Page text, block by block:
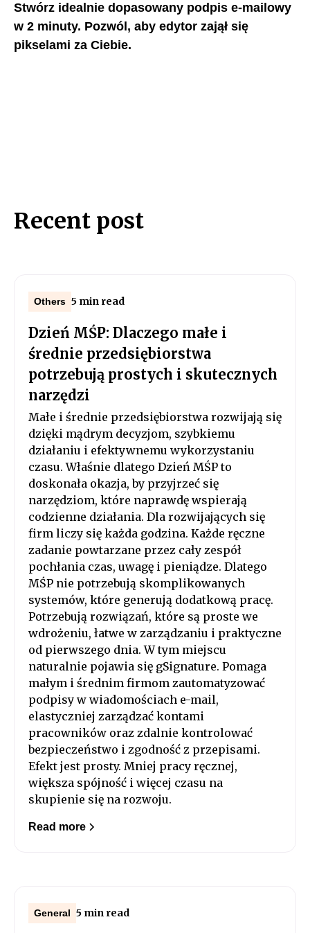
Stwórz idealnie dopasowany podpis e-mailowy
w 2 minuty. Pozwól, aby edytor zajął się
pikselami za Ciebie.
Recent post
Others 5 min read
Dzień MŚP: Dlaczego małe i
średnie przedsiębiorstwa
potrzebują prostych i skutecznych
narzędzi
Małe i średnie przedsiębiorstwa rozwijają się
dzięki mądrym decyzjom, szybkiemu
działaniu i efektywnemu wykorzystaniu
czasu. Właśnie dlatego Dzień MŚP to
doskonała okazja, by przyjrzeć się
narzędziom, które naprawdę wspierają
codzienne działania. Dla rozwijających się
firm liczy się każda godzina. Każde ręczne
zadanie powtarzane przez cały zespół
pochłania czas, uwagę i pieniądze. Dlatego
MŚP nie potrzebują skomplikowanych
systemów, które generują dodatkową pracę.
Potrzebują rozwiązań, które są proste we
wdrożeniu, łatwe w zarządzaniu i praktyczne
od pierwszego dnia. W tym miejscu
naturalnie pojawia się gSignature. Pomaga
małym i średnim firmom zautomatyzować
podpisy w wiadomościach e-mail,
elastyczniej zarządzać kontami
pracowników oraz zdalnie kontrolować
bezpieczeństwo i zgodność z przepisami.
Efekt jest prosty. Mniej pracy ręcznej,
większa spójność i więcej czasu na
skupienie się na rozwoju.
Read more
General 5 min read